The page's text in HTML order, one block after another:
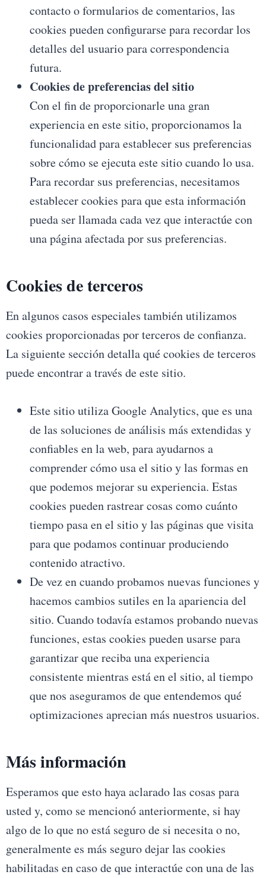
contacto o formularios de comentarios, las
cookies pueden configurarse para recordar los
detalles del usuario para correspondencia
futura.
Cookies de preferencias del sitio
Con el fin de proporcionarle una gran
experiencia en este sitio, proporcionamos la
funcionalidad para establecer sus preferencias
sobre cómo se ejecuta este sitio cuando lo usa.
Para recordar sus preferencias, necesitamos
establecer cookies para que esta información
pueda ser llamada cada vez que interactúe con
una página afectada por sus preferencias.
Cookies de terceros
En algunos casos especiales también utilizamos
cookies proporcionadas por terceros de confianza.
La siguiente sección detalla qué cookies de terceros
puede encontrar a través de este sitio.
Este sitio utiliza Google Analytics, que es una
de las soluciones de análisis más extendidas y
confiables en la web, para ayudarnos a
comprender cómo usa el sitio y las formas en
que podemos mejorar su experiencia. Estas
cookies pueden rastrear cosas como cuánto
tiempo pasa en el sitio y las páginas que visita
para que podamos continuar produciendo
contenido atractivo.
De vez en cuando probamos nuevas funciones y
hacemos cambios sutiles en la apariencia del
sitio. Cuando todavía estamos probando nuevas
funciones, estas cookies pueden usarse para
garantizar que reciba una experiencia
consistente mientras está en el sitio, al tiempo
que nos aseguramos de que entendemos qué
optimizaciones aprecian más nuestros usuarios.
Más información
Esperamos que esto haya aclarado las cosas para
usted y, como se mencionó anteriormente, si hay
algo de lo que no está seguro de si necesita o no,
generalmente es más seguro dejar las cookies
habilitadas en caso de que interactúe con una de las